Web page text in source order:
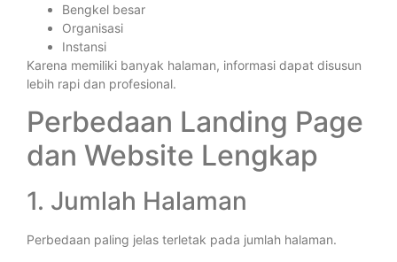
Bengkel besar
Organisasi
Instansi
Karena memiliki banyak halaman, informasi dapat disusun
lebih rapi dan profesional.
Perbedaan Landing Page
dan Website Lengkap
1. Jumlah Halaman
Perbedaan paling jelas terletak pada jumlah halaman.